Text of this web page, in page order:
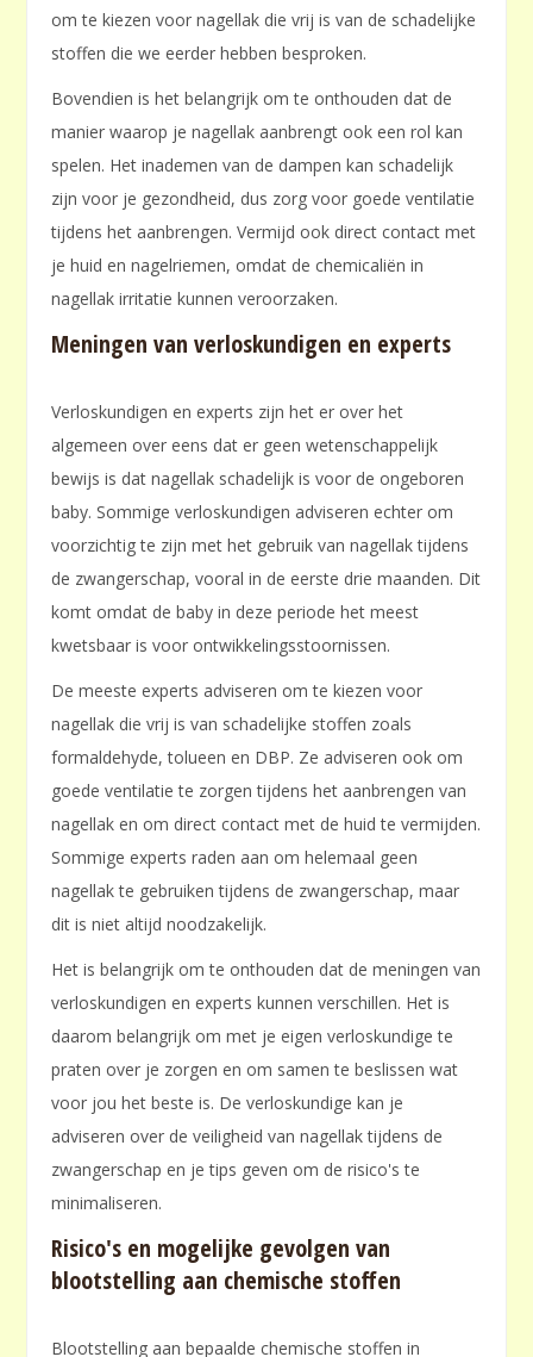
om te kiezen voor nagellak die vrij is van de schadelijke
stoffen die we eerder hebben besproken.
Bovendien is het belangrijk om te onthouden dat de
manier waarop je nagellak aanbrengt ook een rol kan
spelen. Het inademen van de dampen kan schadelijk
zijn voor je gezondheid, dus zorg voor goede ventilatie
tijdens het aanbrengen. Vermijd ook direct contact met
je huid en nagelriemen, omdat de chemicaliën in
nagellak irritatie kunnen veroorzaken.
Meningen van verloskundigen en experts
Verloskundigen en experts zijn het er over het
algemeen over eens dat er geen wetenschappelijk
bewijs is dat nagellak schadelijk is voor de ongeboren
baby. Sommige verloskundigen adviseren echter om
voorzichtig te zijn met het gebruik van nagellak tijdens
de zwangerschap, vooral in de eerste drie maanden. Dit
komt omdat de baby in deze periode het meest
kwetsbaar is voor ontwikkelingsstoornissen.
De meeste experts adviseren om te kiezen voor
nagellak die vrij is van schadelijke stoffen zoals
formaldehyde, tolueen en DBP. Ze adviseren ook om
goede ventilatie te zorgen tijdens het aanbrengen van
nagellak en om direct contact met de huid te vermijden.
Sommige experts raden aan om helemaal geen
nagellak te gebruiken tijdens de zwangerschap, maar
dit is niet altijd noodzakelijk.
Het is belangrijk om te onthouden dat de meningen van
verloskundigen en experts kunnen verschillen. Het is
daarom belangrijk om met je eigen verloskundige te
praten over je zorgen en om samen te beslissen wat
voor jou het beste is. De verloskundige kan je
adviseren over de veiligheid van nagellak tijdens de
zwangerschap en je tips geven om de risico's te
minimaliseren.
Risico's en mogelijke gevolgen van
blootstelling aan chemische stoffen
Blootstelling aan bepaalde chemische stoffen in